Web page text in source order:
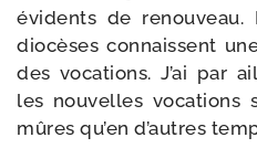
évi­dents de
dio­cèses connaissent
des voca­tions. J’ai par
les nou­velles
mûres qu’en d’autres